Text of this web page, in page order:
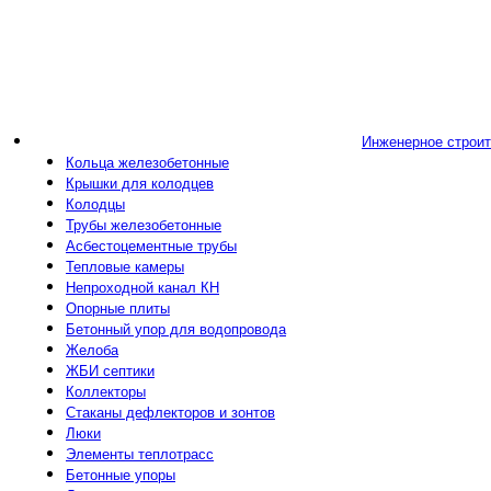
Инженерное
Кольца железобетонные
Крышки для колодцев
Колодцы
Трубы железобетонные
Асбестоцементные трубы
Тепловые камеры
Непроходной канал КН
Опорные плиты
Бетонный упор для водопровода
Желоба
ЖБИ септики
Коллекторы
Стаканы дефлекторов и зонтов
Люки
Элементы теплотрасс
Бетонные упоры